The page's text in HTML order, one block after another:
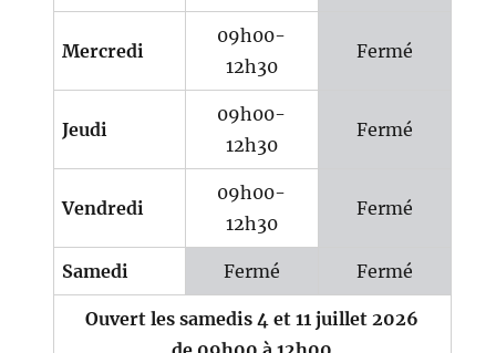
Mercredi
09h00-
12h30
Fermé
Jeudi
09h00-
12h30
Fermé
Vendredi
09h00-
12h30
Fermé
Samedi Fermé Fermé
Ouvert les samedis 4 et 11 juillet 2026